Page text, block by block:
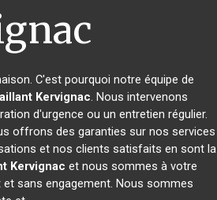
C'est pourquoi notre équipe de
Kervignac. Nous intervenons
d'urgence ou un entretien régulier.
offrons des garanties sur nos services
et nos clients satisfaits en sont la
Kervignac et nous sommes à votre
sans engagement. Nous sommes